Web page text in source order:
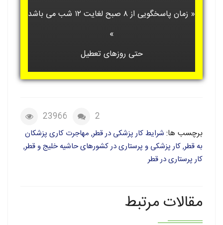
« زمان پاسخگویی از ۸ صبح لغایت ۱۲ شب می باشد
»
حتی روزهای تعطیل
23966
2
برچسب ها: شرایط کار پزشکی در قطر, مهاجرت کاری پزشکان
به قطر, کار پزشکی و پرستاری در کشورهای حاشیه خلیج و قطر,
کار پرستاری در قطر
مقالات مرتبط